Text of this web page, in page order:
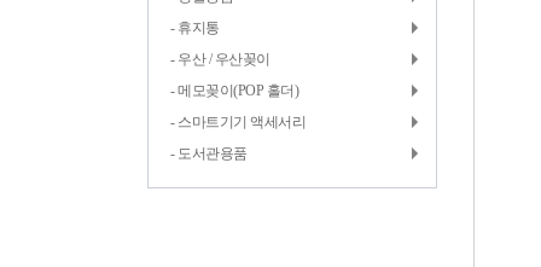
- 휴지통
- 우산 / 우산꽂이
- 메모꽂이(POP 홀더)
- 스마트기기 액세서리
- 도서관용품